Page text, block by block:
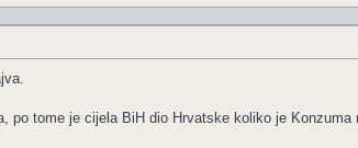
po tome je cijela BiH dio Hrvatske koliko je